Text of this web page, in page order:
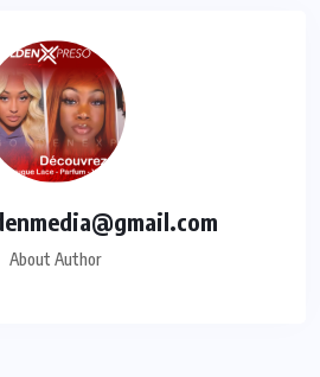
About Author